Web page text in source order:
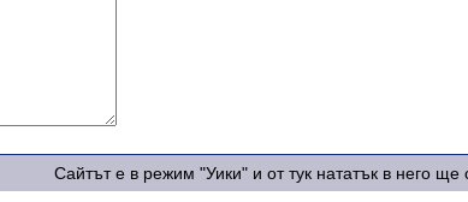
Сайтът е в режим "Уики" и от тук нататък в него